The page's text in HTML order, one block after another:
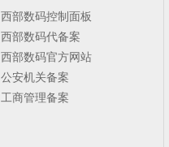
西部数码控制面板
西部数码代备案
西部数码官方网站
公安机关备案
工商管理备案